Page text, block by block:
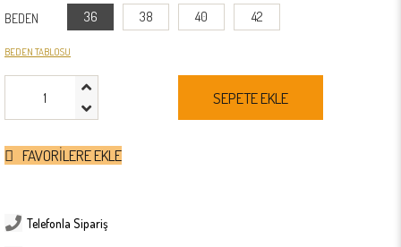
BEDEN 36 38 40 42
BEDEN TABLOSU
FAVORILERE EKLE
Telefonla Sipariş